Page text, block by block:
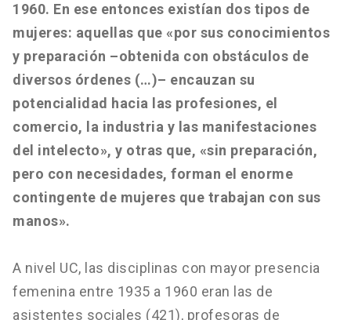
1960. En ese entonces existían dos tipos de
mujeres: aquellas que «por sus conocimientos
y preparación –obtenida con obstáculos de
diversos órdenes (…)– encauzan su
potencialidad hacia las profesiones, el
comercio, la industria y las manifestaciones
del intelecto», y otras que, «sin preparación,
pero con necesidades, forman el enorme
contingente de mujeres que trabajan con sus
manos».
A nivel UC, las disciplinas con mayor presencia
femenina entre 1935 a 1960 eran las de
asistentes sociales (421), profesoras de